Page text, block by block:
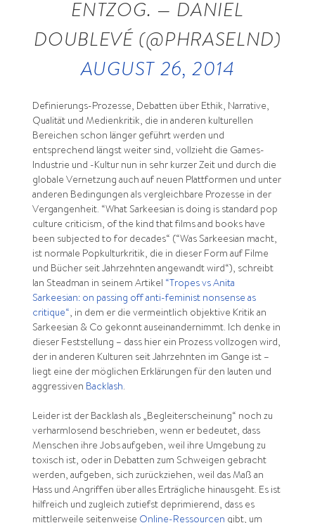
ENTZOG. — DANIEL
DOUBLEVÉ (@PHRASELND)
AUGUST 26, 2014
Definierungs-Prozesse, Debatten über Ethik, Narrative,
Qualität und Medienkritik, die in anderen kulturellen
Bereichen schon länger geführt werden und
entsprechend längst weiter sind, vollzieht die Games-
Industrie und -Kultur nun in sehr kurzer Zeit und durch die
globale Vernetzung auch auf neuen Plattformen und unter
anderen Bedingungen als vergleichbare Prozesse in der
Vergangenheit. “What Sarkeesian is doing is standard pop
culture criticism, of the kind that films and books have
been subjected to for decades“ (“Was Sarkeesian macht,
ist normale Popkulturkritik, die in dieser Form auf Filme
und Bücher seit Jahrzehnten angewandt wird“), schreibt
Ian Steadman in seinem Artikel “Tropes vs Anita
Sarkeesian: on passing off anti-feminist nonsense as
critique“, in dem er die vermeintlich objektive Kritik an
Sarkeesian & Co gekonnt auseinandernimmt. Ich denke in
dieser Feststellung – dass hier ein Prozess vollzogen wird,
der in anderen Kulturen seit Jahrzehnten im Gange ist –
liegt eine der möglichen Erklärungen für den lauten und
aggressiven Backlash.
Leider ist der Backlash als „Begleiterscheinung“ noch zu
verharmlosend beschrieben, wenn er bedeutet, dass
Menschen ihre Jobs aufgeben, weil ihre Umgebung zu
toxisch ist, oder in Debatten zum Schweigen gebracht
werden, aufgeben, sich zurückziehen, weil das Maß an
Hass und Angriffen über alles Erträgliche hinausgeht. Es ist
hilfreich und zugleich zutiefst deprimierend, dass es
mittlerweile seitenweise Online-Ressourcen gibt, um